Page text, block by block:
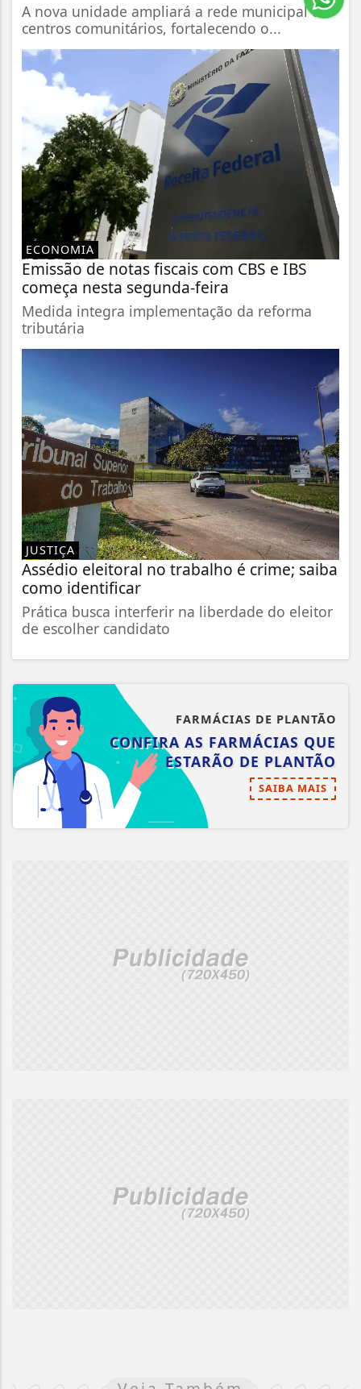
A nova unidade ampliará a rede municipal de
centros comunitários, fortalecendo o...
ECONOMIA
Emissão de notas fiscais com CBS e IBS
começa nesta segunda-feira
Medida integra implementação da reforma
tributária
JUSTIÇA
Assédio eleitoral no trabalho é crime; saiba
como identificar
Prática busca interferir na liberdade do eleitor
de escolher candidato
FARMÁCIAS DE PLANTÃO
CONFIRA AS FARMÁCIAS QUE
ESTARÃO DE PLANTÃO
SAIBA MAIS